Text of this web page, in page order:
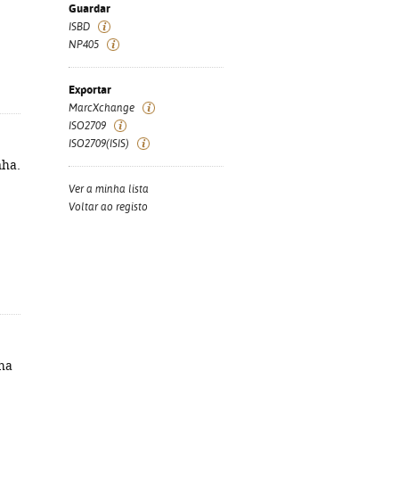
Guardar
ISBD
NP405
Exportar
MarcXchange
ISO2709
ISO2709(ISIS)
Ver a minha lista
Voltar ao registo